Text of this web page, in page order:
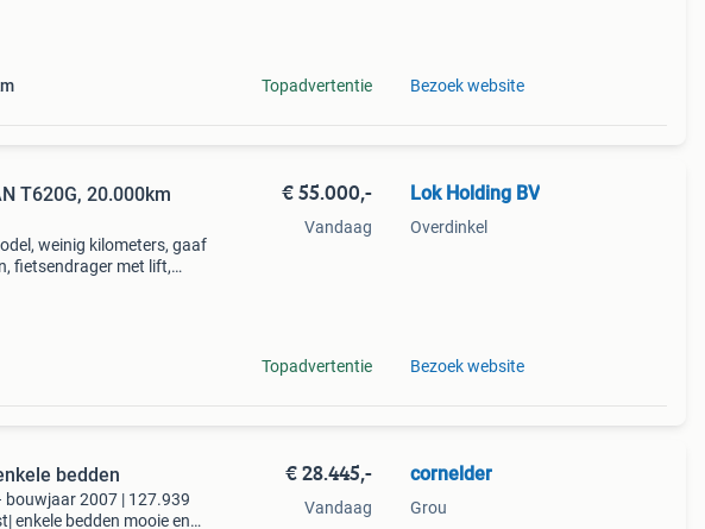
Topadvertentie Bezoek website
T620G, 20.000km
weinig kilometers, gaaf
fietsendrager met lift,
€ 55.000,-
Vandaag
Topadvertentie
Lok Holding BV
Overdinkel
Bezoek website
bedden
bouwjaar 2007 | 127.939
enkele bedden mooie en
€ 28.445,-
Vandaag
cornelder
Grou